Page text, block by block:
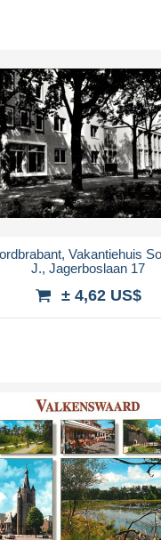
Vakantiehuis
J., Jagerboslaan 17
± 4,62 US$